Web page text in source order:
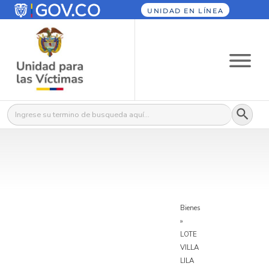
UNIDAD EN LÍNEA
Buscar: Botón
Bienes
»
LOTE
VILLA
LILA